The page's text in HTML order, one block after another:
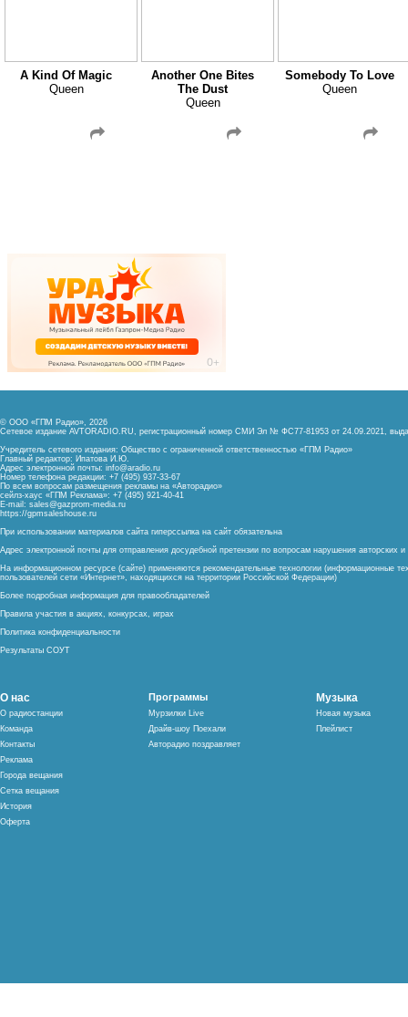
A Kind Of Magic
Queen
Another One Bites
The Dust
Queen
Somebody To Love
Queen
© ООО «ГПМ Радио», 2026
Сетевое издание AVTORADIO.RU, регистрационный номер СМИ Эл № ФС77-81953 от 24.09.2021,
Учредитель сетевого издания: Общество с ограниченной ответственностью «ГПМ Радио»
Главный редактор: Ипатова И.Ю.
Адрес электронной почты: info@aradio.ru
Номер телефона редакции: +7 (495) 937-33-67
По всем вопросам размещения рекламы на «Авторадио»
сейлз-хаус «ГПМ Реклама»: +7 (495) 921-40-41
E-mail: sales@gazprom-media.ru
https://gpmsaleshouse.ru
При использовании материалов сайта гиперссылка на сайт обязательна
Адрес электронной почты для отправления досудебной претензии по вопросам нарушения авторских
На информационном ресурсе (сайте) применяются рекомендательные технологии (информационные
пользователей сети «Интернет», находящихся на территории Российской Федерации)
Более подробная информация для правообладателей
Правила участия в акциях, конкурсах, играх
Политика конфиденциальности
Результаты СОУТ
О нас
О радиостанции
Команда
Контакты
Реклама
Города вещания
Сетка вещания
История
Оферта
Программы
Мурзилки Live
Драйв-шоу Поехали
Авторадио поздравляет
Музыка
Новая музыка
Плейлист